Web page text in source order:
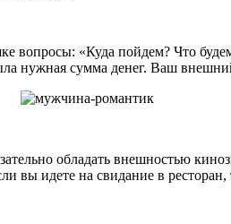
вопросы: «Куда пойдем? Что
нужная сумма денег. Ваш
обладать внешностью
вы идете на свидание в